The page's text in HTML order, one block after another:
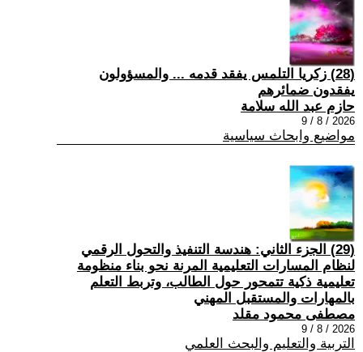
(28) زكريا التلمس يفقد قدمه ... والمسؤولون
يفقدون ضمائرهم
حازم عبد الله سلامة
2026 / 8 / 9
مواضيع وابحاث سياسية
(29) الجزء الثاني: هندسة التنفيذ والتحول الرقمي
لنظام المسارات التعليمية المرنة نحو بناء منظومة
تعليمية ذكية تتمحور حول الطالب، وتربط التعلم
بالمهارات والمستقبل المهني
مصطفى محمود مقلد
2026 / 8 / 9
التربية والتعليم والبحث العلمي